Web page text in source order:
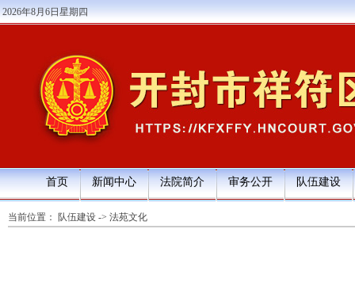
2026年8月6日星期四
首页 新闻中心 法院简介 审务公开 队伍建设
当前位置： 队伍建设 -> 法苑文化